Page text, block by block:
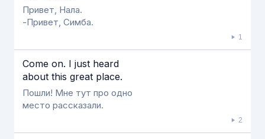
Привет, Нала.
-Привет, Симба.
1
Come on. Ι just heard
about this great place.
Пошли! Мне тут про одно
место рассказали.
2